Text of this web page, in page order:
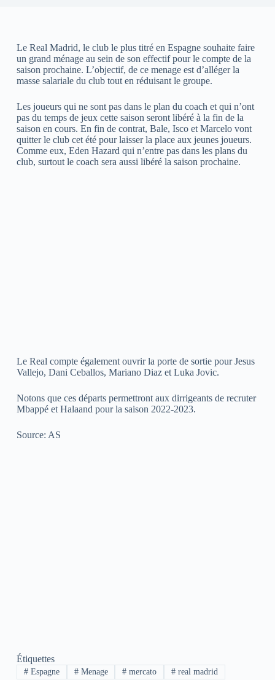
Le Real Madrid, le club le plus titré en Espagne souhaite faire
un grand ménage au sein de son effectif pour le compte de la
saison prochaine. L’objectif, de ce menage est d’alléger la
masse salariale du club tout en réduisant le groupe.
Les joueurs qui ne sont pas dans le plan du coach et qui n’ont
pas du temps de jeux cette saison seront libéré à la fin de la
saison en cours. En fin de contrat, Bale, Isco et Marcelo vont
quitter le club cet été pour laisser la place aux jeunes joueurs.
Comme eux, Eden Hazard qui n’entre pas dans les plans du
club, surtout le coach sera aussi libéré la saison prochaine.
Le Real compte également ouvrir la porte de sortie pour Jesus
Vallejo, Dani Ceballos, Mariano Diaz et Luka Jovic.
Notons que ces départs permettront aux dirrigeants de recruter
Mbappé et Halaand pour la saison 2022-2023.
Source: AS
Étiquettes
#Espagne #Menage # mercato # real madrid